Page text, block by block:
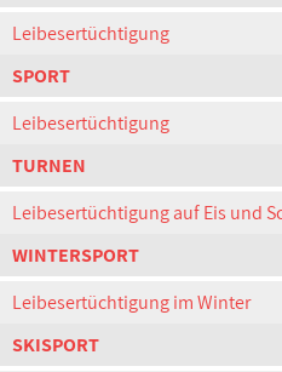
Leibesertüchtigung
SPORT
Leibesertüchtigung
TURNEN
Leibesertüchtigung auf Eis und
WINTERSPORT
Leibesertüchtigung im Winter
SKISPORT